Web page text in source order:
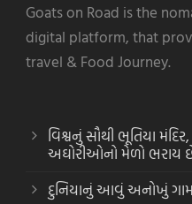
Goats on Road is the
digital platform, that
travel & Food Journey.
વિશ્વનું સૌથી ભૂતિયા
અઘોરીઓનો મેળો ભરાય
દુનિયાનું આવું અનોખું